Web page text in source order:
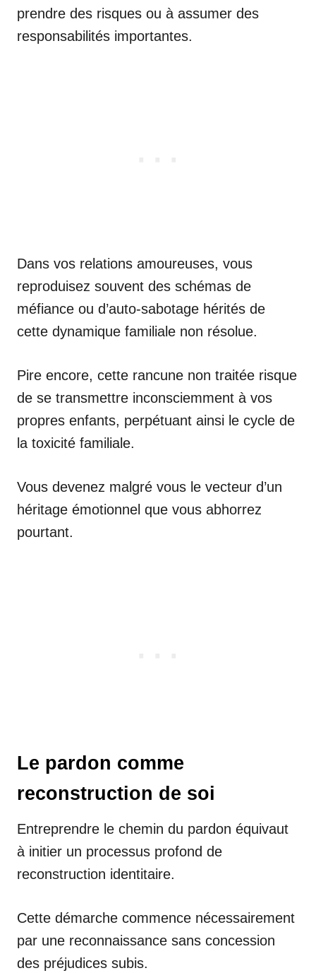
prendre des risques ou à assumer des
responsabilités importantes.
Dans vos relations amoureuses, vous
reproduisez souvent des schémas de
méfiance ou d’auto-sabotage hérités de
cette dynamique familiale non résolue.
Pire encore, cette rancune non traitée risque
de se transmettre inconsciemment à vos
propres enfants, perpétuant ainsi le cycle de
la toxicité familiale.
Vous devenez malgré vous le vecteur d’un
héritage émotionnel que vous abhorrez
pourtant.
Le pardon comme
reconstruction de soi
Entreprendre le chemin du pardon équivaut
à initier un processus profond de
reconstruction identitaire.
Cette démarche commence nécessairement
par une reconnaissance sans concession
des préjudices subis.